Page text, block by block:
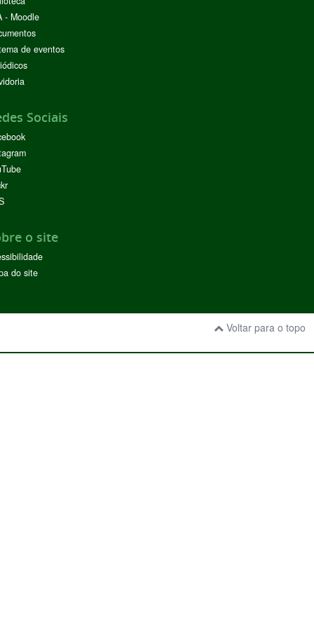
- Moodle
de eventos
Sociais
o site
do site
Voltar para o topo